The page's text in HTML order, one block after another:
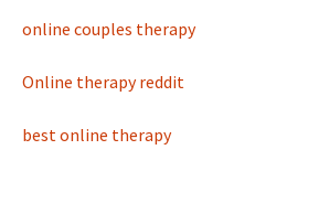
online couples therapy
Online therapy reddit
best online therapy